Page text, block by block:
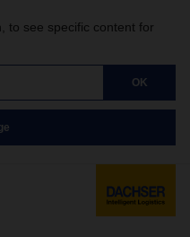
to see specific content for
OK